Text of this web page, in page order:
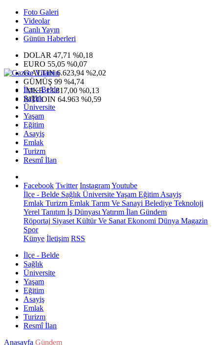
Foto Galeri
Videolar
Canlı Yayın
Günün Haberleri
DOLAR 47,71 %0,18
EURO 55,05 %0,07
G.ALTIN6.623,94 %2,02
GÜMÜŞ 99 %4,74
IMKB13.817,00 %0,13
BITCOIN 64.963 %0,59
İlçe - Belde
Sağlık
Üniversite
Yaşam
Eğitim
Asayiş
Emlak
Turizm
Resmî İlan
Facebook Twitter InstagramYoutube
İlçe - Belde Sağlık ÜniversiteYaşam Eğitim Asayiş
Emlak Turizm Emlak Tarım Ve Sanayi Belediye Teknoloji
Yerel Tanıtım İş Dünyası Yatırım İlan Gündem
Röportaj Siyaset Kültür Ve Sanat Ekonomi Dünya Magazin
Spor
Künye İletişim RSS
İlçe - Belde
Sağlık
Üniversite
Yaşam
Eğitim
Asayiş
Emlak
Turizm
Resmî İlan
Anasayfa Gündem